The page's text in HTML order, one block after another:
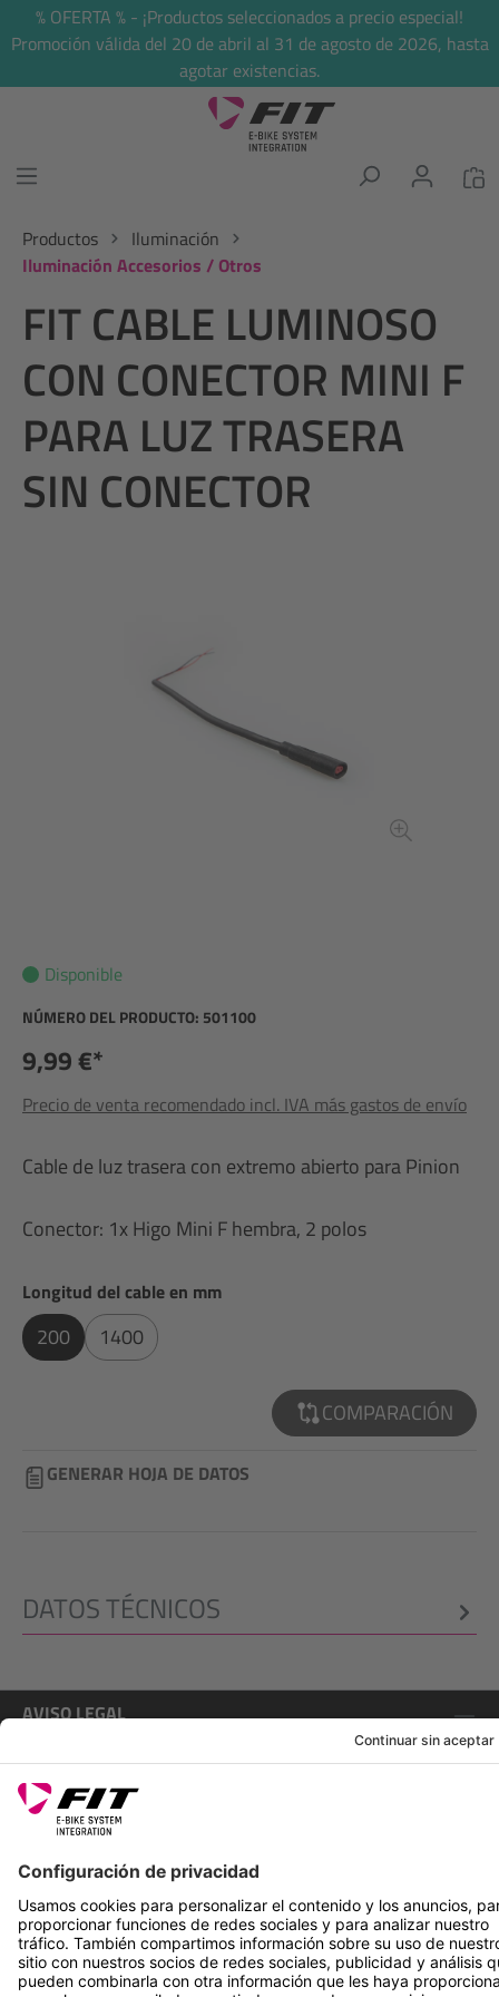
principal
% OFERTA % - ¡Productos seleccionados a precio especial!
Promoción válida del 20 de abril al 31 de agosto de 2026, hasta
agotar existencias.
Productos
Iluminación
Iluminación Accesorios / Otros
FIT CABLE LUMINOSO
CON CONECTOR MINI F
PARA LUZ TRASERA
SIN CONECTOR
Disponible
NÚMERO DEL PRODUCTO: 501100
9,99 €*
Precio de venta recomendado incl. IVA más gastos de envío
Cable de luz trasera con extremo abierto para Pinion
Conector: 1x Higo Mini F hembra, 2 polos
Seleccione
Longitud del cable en mm
200 1400
COMPARACIÓN
GENERAR HOJA DE DATOS
DATOS TÉCNICOS
AVISO LEGAL
SERVICIOS
SÍGUENOS EN